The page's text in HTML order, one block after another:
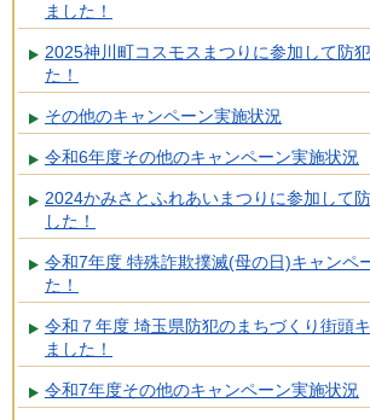
ました！
2025神川町コスモスまつりに参加して防
た！
その他のキャンペーン実施状況
令和6年度その他のキャンペーン実施状況
2024かみさとふれあいまつりに参加して
した！
令和7年度 特殊詐欺撲滅(母の日)キャンペ
た！
令和７年度 埼玉県防犯のまちづくり街頭
ました！
令和7年度その他のキャンペーン実施状況